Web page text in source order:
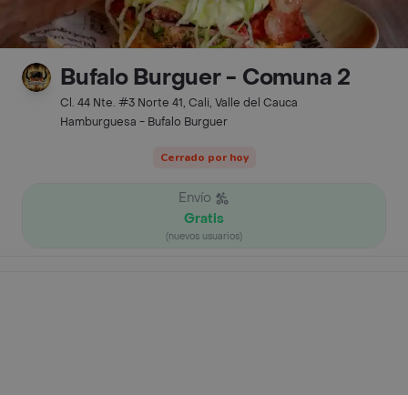
Bufalo Burguer - Comuna 2
Cl. 44 Nte. #3 Norte 41, Cali, Valle del Cauca
Hamburguesa - Bufalo Burguer
Cerrado por hoy
Envío
Gratis
(nuevos usuarios)